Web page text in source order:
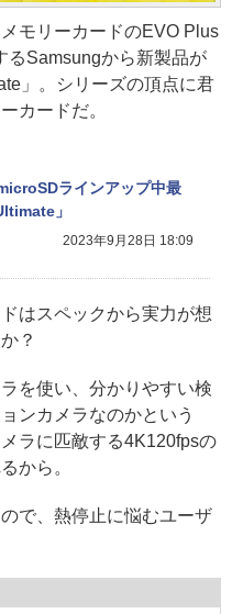
モリーカードのEVO Plus
るSamsungから新製品が
」。シリーズの頂点に君
カードだ。
ラインアップ中最
」
2023年9月28日 18:09
はスペックから実力が想
？
を使い、分かりやすい検
ンカメラなのかという
ラに匹敵する4K120fpsの
から。
で、熱停止に悩むユーザ